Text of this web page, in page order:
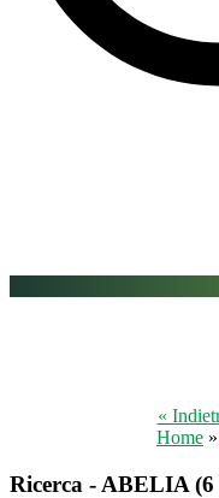
«
Home »
Ricerca - ABELIA